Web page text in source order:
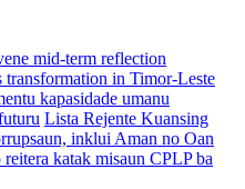
mid-term reflection
transformation in Timor-Leste
kapasidade umanu
Lista Rejente Kuansing
inklui Aman no Oan
katak misaun CPLP ba